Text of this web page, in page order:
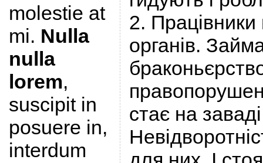
molestie at
mi. Nulla
nulla
lorem,
suscipit in
posuere in,
interdum
2.
органів.
стає на